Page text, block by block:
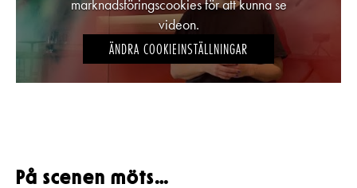
marknadsföringscookies för att kunna se
videon.
ÄNDRA COOKIEINSTÄLLNINGAR
På scenen möts…